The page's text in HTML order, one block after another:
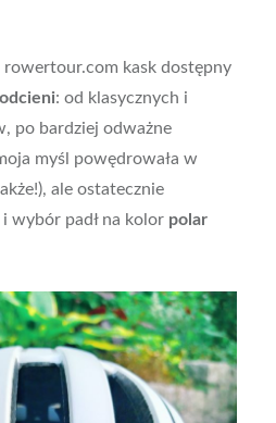
kask dostępny
: od klasycznych i
po bardziej odważne
myśl powędrowała w
ale ostatecznie
wybór padł na kolor polar